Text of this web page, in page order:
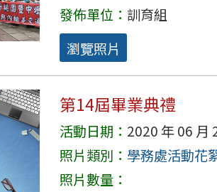
發佈單位： 訓育組
瀏覽照片
第14屆畢業典禮
活動日期： 2020 年 06 月
照片類別： 學務處活動花
照片數量：